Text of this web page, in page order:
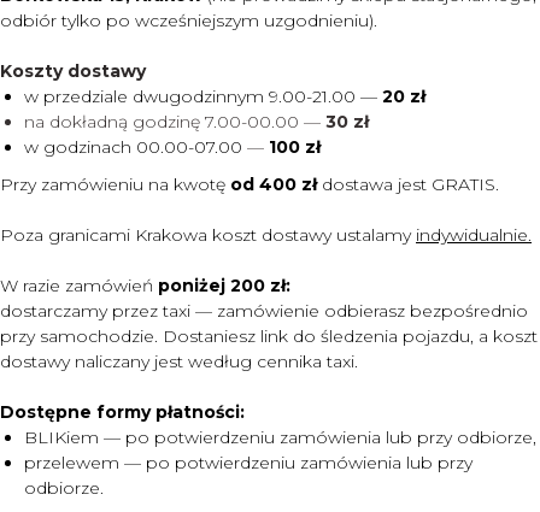
odbiór tylko po wcześniejszym uzgodnieniu).
Koszty dostawy
w przedziale dwugodzinnym 9.00-21.00 — 20 zł
na dokładną godzinę 7.00-00.00 — 30 zł
w godzinach 00.00-07.00 — 100 zł
Przy zamówieniu na kwotę od 400 zł dostawa jest GRATIS.
Poza granicami Krakowa koszt dostawy ustalamy indywidualnie.
W razie zamówień poniżej 200 zł:
dostarczamy przez taxi — zamówienie odbierasz bezpośrednio
przy samochodzie. Dostaniesz link do śledzenia pojazdu, a koszt
dostawy naliczany jest według cennika taxi.
Dostępne formy płatności:
BLIKiem — po potwierdzeniu zamówienia lub przy odbiorze,
przelewem — po potwierdzeniu zamówienia lub przy
odbiorze.
CENNIK
DOSTAWA I PŁATNOŚĆ
MENU